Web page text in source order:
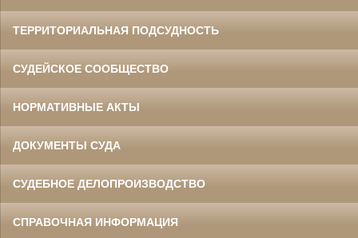
ТЕРРИТОРИАЛЬНАЯ ПОДСУДНОСТЬ
СУДЕЙСКОЕ СООБЩЕСТВО
НОРМАТИВНЫЕ АКТЫ
ДОКУМЕНТЫ СУДА
СУДЕБНОЕ ДЕЛОПРОИЗВОДСТВО
СПРАВОЧНАЯ ИНФОРМАЦИЯ